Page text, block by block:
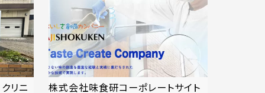
リニ 株式会社味食研コーポレートサイト